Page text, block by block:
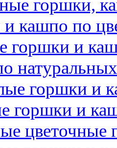
горшки,
кашпо по
горшки и
горшки и
горшки и
цветочные